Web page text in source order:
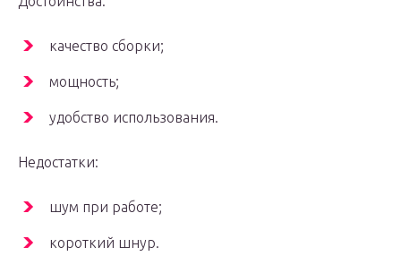
качество сборки;
мощность;
удобство использования.
Недостатки:
шум при работе;
короткий шнур.